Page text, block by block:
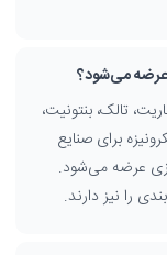
را بر اساس نیاز
در تهران
توجه نکنید. کیفیت،
تامین مستمر و ارائه
در این صفحه
شهر، محدوده شهر،
عرضه می‌شود؟
تالک، بنتونیت،
برای صنایع
عرضه می‌شود.
را نیز دارند.